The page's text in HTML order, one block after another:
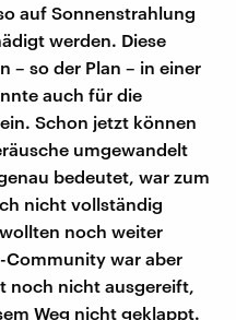
auf Sonnenstrahlung
werden. Diese
– so der Plan – in einer
auch für die
Schon jetzt können
umgewandelt
bedeutet, war zum
nicht vollständig
noch weiter
war aber
noch nicht ausgereift,
Weg nicht geklappt.